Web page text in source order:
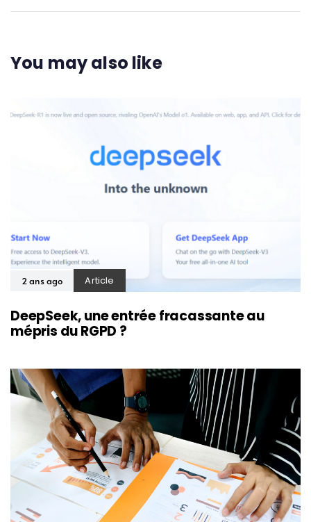
You may also like
2 ans ago Article
DeepSeek, une entrée fracassante au
mépris du RGPD ?